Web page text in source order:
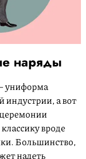
наряды
униформа
индустрии, а вот
вроде
Большинство,
надеть